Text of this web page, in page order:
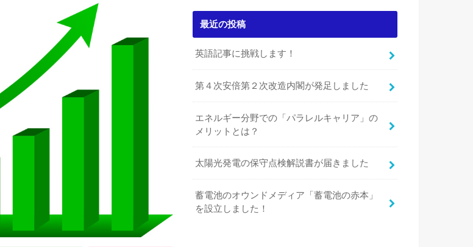
最近の投稿
英語記事に挑戦します！
第４次安倍第２次改造内閣が発足しました
エネルギー分野での「パラレルキャリア」の
メリットとは？
太陽光発電の保守点検解説書が届きました
蓄電池のオウンドメディア「蓄電池の赤本」
を設立しました！